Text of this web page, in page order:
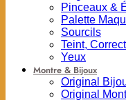
Pinceaux &
Palette
Sourcils
Teint,
Yeux
Montre & Bijoux
Original
Original